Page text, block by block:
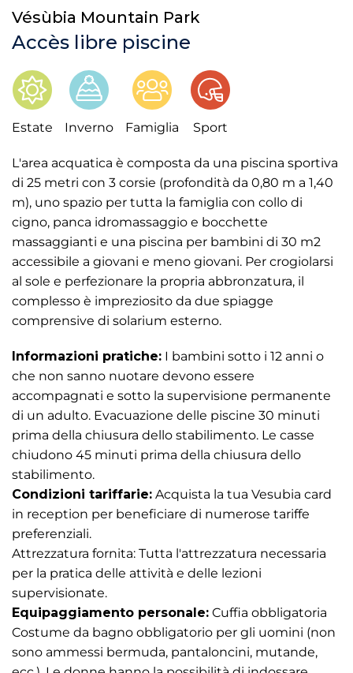
Vésùbia Mountain Park
Accès libre piscine
Estate Inverno Famiglia Sport
L'area acquatica è composta da una piscina sportiva
di 25 metri con 3 corsie (profondità da 0,80 m a 1,40
m), uno spazio per tutta la famiglia con collo di
cigno, panca idromassaggio e bocchette
massaggianti e una piscina per bambini di 30 m2
accessibile a giovani e meno giovani. Per crogiolarsi
al sole e perfezionare la propria abbronzatura, il
complesso è impreziosito da due spiagge
comprensive di solarium esterno.
Informazioni pratiche: I bambini sotto i 12 anni o
che non sanno nuotare devono essere
accompagnati e sotto la supervisione permanente
di un adulto. Evacuazione delle piscine 30 minuti
prima della chiusura dello stabilimento. Le casse
chiudono 45 minuti prima della chiusura dello
stabilimento.
Condizioni tariffarie: Acquista la tua Vesubia card
in reception per beneficiare di numerose tariffe
preferenziali.
Attrezzatura fornita: Tutta l'attrezzatura necessaria
per la pratica delle attività e delle lezioni
supervisionate.
Equipaggiamento personale: Cuffia obbligatoria
Costume da bagno obbligatorio per gli uomini (non
sono ammessi bermuda, pantaloncini, mutande,